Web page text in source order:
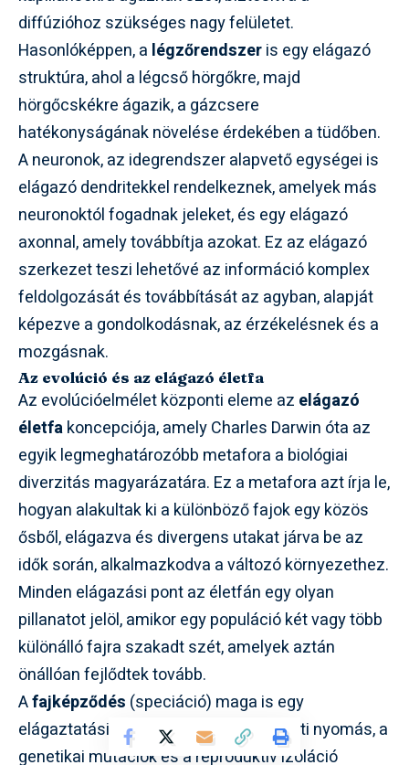
diffúzióhoz szükséges nagy felületet.
Hasonlóképpen, a légzőrendszeris egy elágazó
struktúra, ahol a légcső hörgőkre, majd
hörgőcskékre ágazik, a gázcsere
hatékonyságának növelése érdekében a tüdőben.
A neuronok, az idegrendszer alapvető egységei is
elágazó dendritekkel rendelkeznek, amelyek más
neuronoktól fogadnak jeleket, és egy elágazó
axonnal, amely továbbítja azokat. Ez az elágazó
szerkezet teszi lehetővé az információ komplex
feldolgozását és továbbítását az agyban, alapját
képezve a gondolkodásnak, az érzékelésnek és a
mozgásnak.
Az evolúció és az elágazó életfa
Az evolúcióelmélet központi eleme az elágazó
életfakoncepciója, amely Charles Darwin óta az
egyik legmeghatározóbb metafora a biológiai
diverzitás magyarázatára. Ez a metafora azt írja le,
hogyan alakultak ki a különböző fajok egy közös
ősből, elágazva és divergens utakat járva be az
idők során, alkalmazkodva a változó környezethez.
Minden elágazási pont az életfán egy olyan
pillanatot jelöl, amikor egy populáció két vagy több
különálló fajra szakadt szét, amelyek aztán
önállóan fejlődtek tovább.
Afajképződés (speciáció) maga is egy
elágaztatási folyamat, ahol a környezeti nyomás, a
genetikai mutációk és a reproduktív izoláció